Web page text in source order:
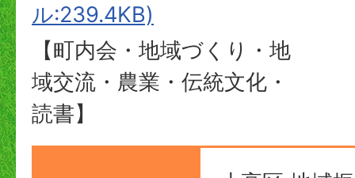
ル:239.4KB)
【町内会・地域づくり・地
域交流・農業・伝統文化・
読書】